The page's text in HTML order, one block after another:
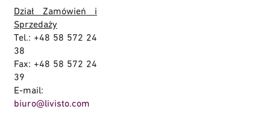
Dział Zamówień i
Sprzedaży
Tel.: +48 58 572 24
38
Fax: +48 58 572 24
39
E-mail:
biuro@livisto.com